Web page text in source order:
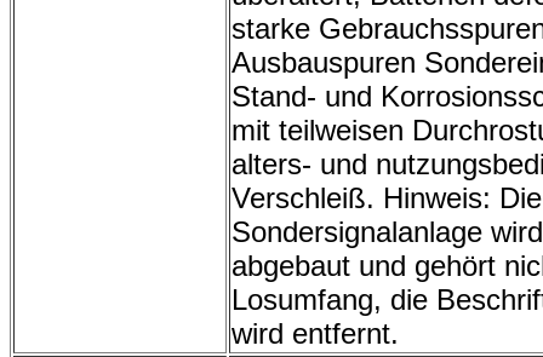
starke
Ausbauspuren
Stand- und
mit teilweisen
alters- und
Verschleiß. Hinweis: Die
Sondersignalanlage wird
abgebaut und gehört
Losumfang, die
wird entfernt.